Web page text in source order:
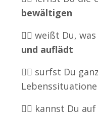
bewältigen
👉🏼 weißt Du,
und auflädt
👉🏼 surfst Du
👉🏼 kannst Du auf